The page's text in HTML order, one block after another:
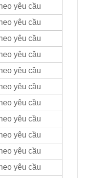
yêu cầu
yêu cầu
yêu cầu
yêu cầu
yêu cầu
yêu cầu
yêu cầu
yêu cầu
yêu cầu
yêu cầu
yêu cầu